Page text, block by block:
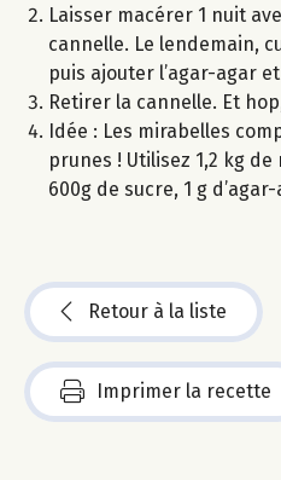
Laisser macérer 1 nuit
cannelle. Le lendemain,
puis ajouter l’agar-agar
Retirer la cannelle. Et
Idée : Les mirabelles
prunes ! Utilisez 1,2 kg
600g de sucre, 1 g
Retour à la liste
Imprimer la recette